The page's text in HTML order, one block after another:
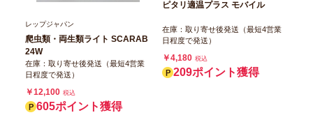
レップジャパン
爬虫類・両生類ライト SCARAB
24W
在庫：取り寄せ後発送（最短4営業
日程度で発送）
￥12,100 税込
605ポイント獲得
ピタリ適温プラス モバイル
在庫：取り寄せ後発送（最短4営業
日程度で発送）
￥4,180 税込
209ポイント獲得